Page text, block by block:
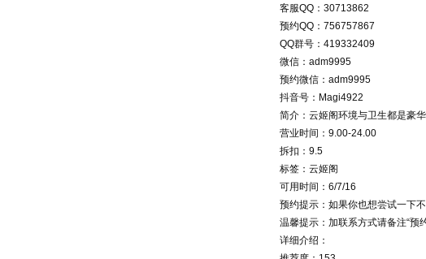
客服QQ：30713862
预约QQ：756757867
QQ群号：419332409
微信：adm9995
预约微信：adm9995
抖音号：Magi4922
简介：云姬阁环境与卫生都是豪
营业时间：9.00-24.00
拆扣：9.5
标签：云姬阁
可用时间：6/7/16
预约提示：如果你也想尝试一下
温馨提示：加联系方式请备注“预
详细介绍：